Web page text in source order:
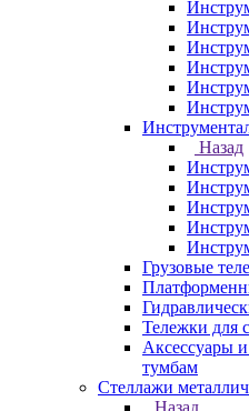
Назад
Грузовые
Тележки для
Аксесcуары
тумбам
Стеллажи
Назад